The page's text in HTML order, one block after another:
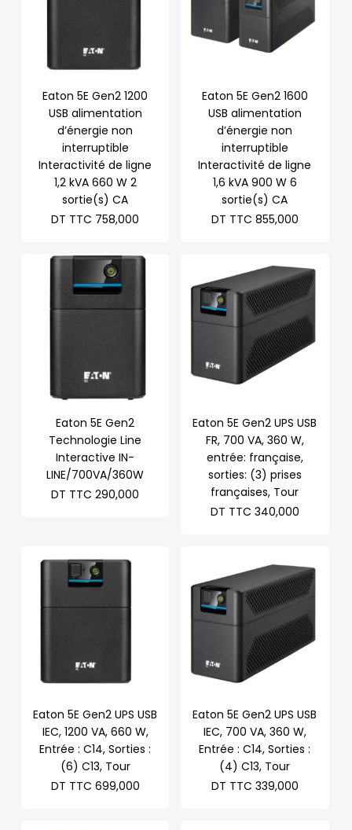
Eaton 5E Gen2 1200
USB alimentation
d’énergie non
interruptible
Interactivité de ligne
1,2 kVA 660 W 2
sortie(s) CA
DT TTC 758,000
Eaton 5E Gen2 1600
USB alimentation
d’énergie non
interruptible
Interactivité de ligne
1,6 kVA 900 W 6
sortie(s) CA
DT TTC 855,000
Eaton 5E Gen2
Technologie Line
Interactive IN-
LINE/700VA/360W
DT TTC 290,000
Eaton 5E Gen2 UPS USB
FR, 700 VA, 360 W,
entrée: française,
sorties: (3) prises
françaises, Tour
DT TTC 340,000
Eaton 5E Gen2 UPS USB
IEC, 1200 VA, 660 W,
Entrée : C14, Sorties :
(6) C13, Tour
DT TTC 699,000
Eaton 5E Gen2 UPS USB
IEC, 700 VA, 360 W,
Entrée : C14, Sorties :
(4) C13, Tour
DT TTC 339,000